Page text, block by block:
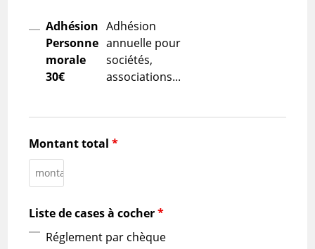
Adhésion
Personne
morale
30€
Adhésion
annuelle pour
sociétés,
associations...
Montant total*
Liste de cases à cocher*
Réglement par chèque